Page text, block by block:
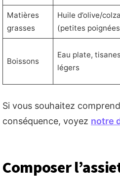
Matières
grasses
Huile d’olive/
(petites
Boissons
Eau plate,
légers
Si vous souhaitez
conséquence, voyez notre
Composer